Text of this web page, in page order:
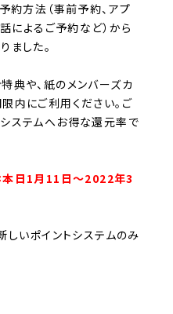
約方法（事前予約、アプ
によるご予約など）から
ました。
典や、紙のメンバーズカ
内にご利用ください。 ご
ステムへお得な還元率で
本日 1月 11 日〜2022年3
いポイントシステムのみ